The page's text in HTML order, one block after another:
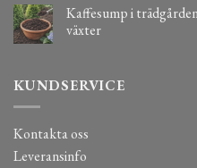
Kaffesump i
växter
KUNDSERVICE
Kontakta oss
Leveransinfo